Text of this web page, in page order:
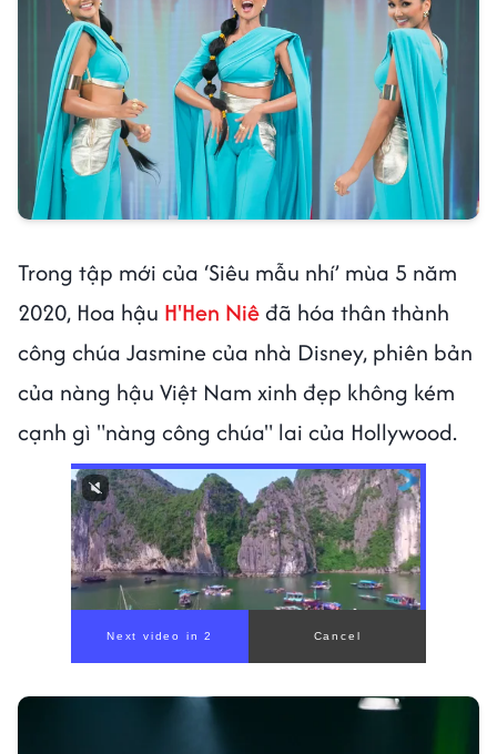
Trong tập mới của ‘Siêu mẫu nhí’ mùa 5 năm
2020, Hoa hậu H'Hen Niêđã hóa thân thành
công chúa Jasmine của nhà Disney, phiên bản
của nàng hậu Việt Nam xinh đẹp không kém
cạnh gì "nàng công chúa" lai của Hollywood.
00:00/ 00:59